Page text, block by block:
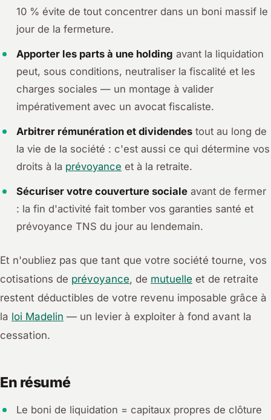
10 % évite de tout concentrer dans un boni massif le
jour de la fermeture.
Apporter les parts à une holding avant la liquidation
peut, sous conditions, neutraliser la fiscalité et les
charges sociales — un montage à valider
impérativement avec un avocat fiscaliste.
Arbitrer rémunération et dividendes tout au long de
la vie de la société : c'est aussi ce qui détermine vos
droits à la prévoyance et à la retraite.
Sécuriser votre couverture sociale avant de fermer
: la fin d'activité fait tomber vos garanties santé et
prévoyance TNS du jour au lendemain.
Et n'oubliez pas que tant que votre société tourne, vos
cotisations de prévoyance, de mutuelle et de retraite
restent déductibles de votre revenu imposable grâce à
la loi Madelin — un levier à exploiter à fond avant la
cessation.
En résumé
Le boni de liquidation = capitaux propres de clôture